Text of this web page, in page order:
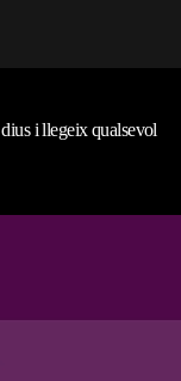
i llegeix qualsevol